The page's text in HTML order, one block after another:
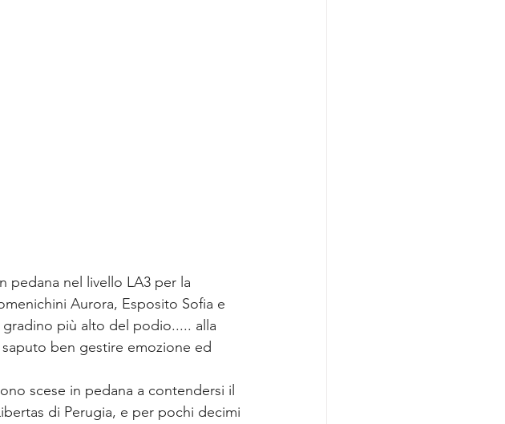
pedana nel livello LA3 per la
Aurora, Esposito Sofia e
più alto del podio..... alla
ben gestire emozione ed
scese in pedana a contendersi il
di Perugia, e per pochi decimi